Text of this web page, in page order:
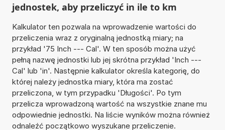
jednostek, aby przeliczyć in ile to km
Kalkulator ten pozwala na wprowadzenie wartości do
przeliczenia wraz z oryginalną jednostką miary; na
przykład '75 Inch --- Cal'. W ten sposób można użyć
pełną nazwę jednostki lub jej skrótna przykład 'Inch ---
Cal' lub 'in'. Następnie kalkulator określa kategorię, do
której należy jednostka miary, która ma zostać
przeliczona, w tym przypadku 'Długości'. Po tym
przelicza wprowadzoną wartość na wszystkie znane mu
odpowiednie jednostki. Na liście wyników można również
odnaleźć początkowo wyszukane przeliczenie.